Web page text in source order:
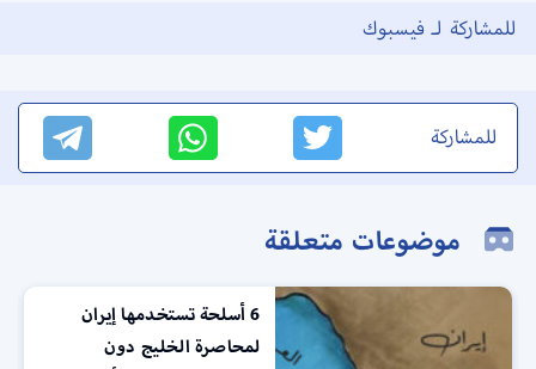
للمشاركة لـ فيسبوك
للمشاركة
موضوعات متعلقة
6 أسلحة تستخدمها إيران
لمحاصرة الخليج دون